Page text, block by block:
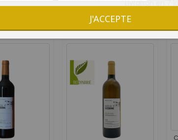
8 AUTRES PRODUITS DANS LA MÊME
J'ACCEPTE